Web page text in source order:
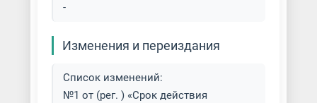
-
Изменения и переиздания
Список изменений:
№1 от (рег. ) «Срок действия